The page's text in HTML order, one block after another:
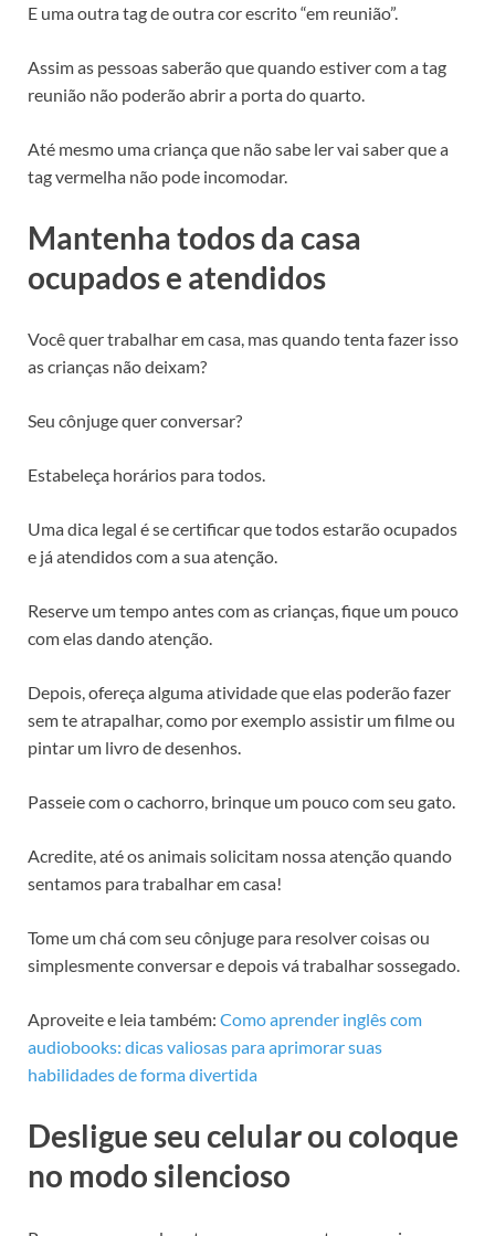
E uma outra tag de outra cor escrito “em reunião”.
Assim as pessoas saberão que quando estiver com a tag
reunião não poderão abrir a porta do quarto.
Até mesmo uma criança que não sabe ler vai saber que a
tag vermelha não pode incomodar.
Mantenha todos da casa
ocupados e atendidos
Você quer trabalhar em casa, mas quando tenta fazer isso
as crianças não deixam?
Seu cônjuge quer conversar?
Estabeleça horários para todos.
Uma dica legal é se certificar que todos estarão ocupados
e já atendidos com a sua atenção.
Reserve um tempo antes com as crianças, fique um pouco
com elas dando atenção.
Depois, ofereça alguma atividade que elas poderão fazer
sem te atrapalhar, como por exemplo assistir um filme ou
pintar um livro de desenhos.
Passeie com o cachorro, brinque um pouco com seu gato.
Acredite, até os animais solicitam nossa atenção quando
sentamos para trabalhar em casa!
Tome um chá com seu cônjuge para resolver coisas ou
simplesmente conversar e depois vá trabalhar sossegado.
Aproveite e leia também: Como aprender inglês com
audiobooks: dicas valiosas para aprimorar suas
habilidades de forma divertida
Desligue seu celular ou coloque
no modo silencioso